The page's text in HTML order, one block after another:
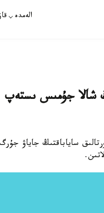
الەمدە
شالا جۇمىس ىستەپ
ساياباقتىڭ جاياۋ